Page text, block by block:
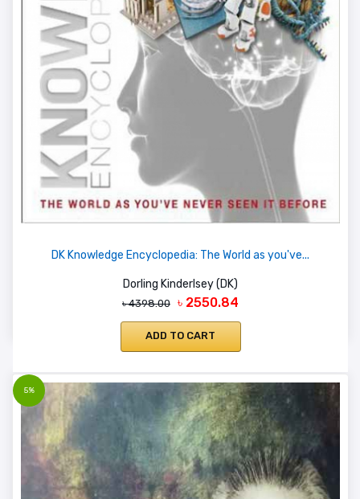
DK Knowledge Encyclopedia: The World as you've...
Dorling Kinderlsey (DK)
৳ 4398.00 ৳ 2550.84
ADD TO CART
5%